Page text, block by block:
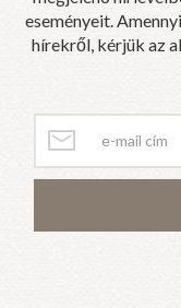
eseményeit.
hírekről, kérjük az